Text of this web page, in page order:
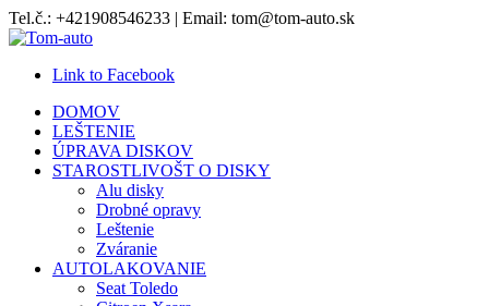
Tel.č.: +421908546233 | Email: tom@tom-auto.sk
Link to Facebook
DOMOV
LEŠTENIE
ÚPRAVA DISKOV
STAROSTLIVOŠT O DISKY
Alu disky
Drobné opravy
Leštenie
Zváranie
AUTOLAKOVANIE
Seat Toledo